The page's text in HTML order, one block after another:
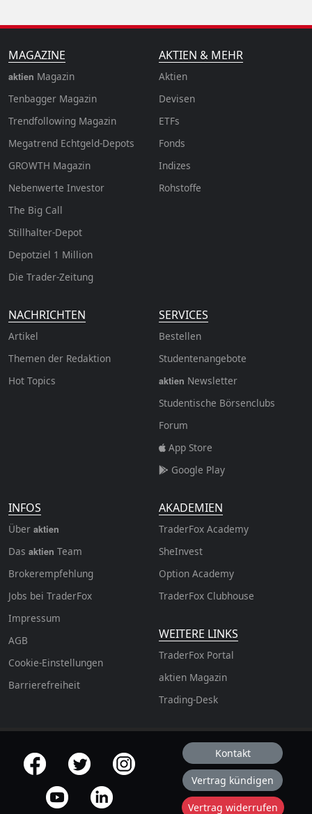
MAGAZINE
aktien Magazin
Tenbagger Magazin
Trendfollowing Magazin
Megatrend Echtgeld-Depots
GROWTH Magazin
Nebenwerte Investor
The Big Call
Stillhalter-Depot
Depotziel 1 Million
Die Trader-Zeitung
AKTIEN & MEHR
Aktien
Devisen
ETFs
Fonds
Indizes
Rohstoffe
NACHRICHTEN
Artikel
Themen der Redaktion
Hot Topics
SERVICES
Bestellen
Studentenangebote
aktien Newsletter
Studentische Börsenclubs
Forum
App Store
Google Play
INFOS
Über aktien
Das aktien Team
Brokerempfehlung
Jobs bei TraderFox
Impressum
AGB
Cookie-Einstellungen
Barrierefreiheit
AKADEMIEN
TraderFox Academy
SheInvest
Option Academy
TraderFox Clubhouse
WEITERE LINKS
TraderFox Portal
aktien Magazin
Trading-Desk
offizielle Social Media-Accounts Kontakt
Vertrag kündigen
Vertrag widerrufen